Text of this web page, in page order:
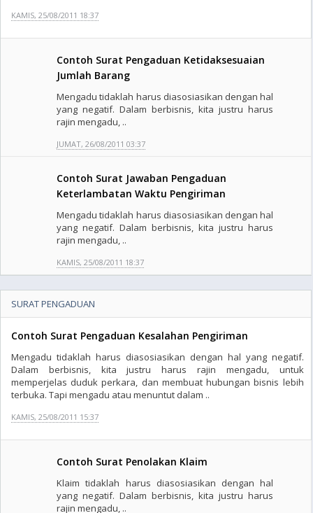
KAMIS, 25/08/2011 18:37
Contoh Surat Pengaduan Ketidaksesuaian
Jumlah Barang
Mengadu tidaklah harus diasosiasikan dengan hal
yang negatif. Dalam berbisnis, kita justru harus
rajin mengadu, ..
JUMAT, 26/08/2011 03:37
Contoh Surat Jawaban Pengaduan
Keterlambatan Waktu Pengiriman
Mengadu tidaklah harus diasosiasikan dengan hal
yang negatif. Dalam berbisnis, kita justru harus
rajin mengadu, ..
KAMIS, 25/08/2011 18:37
SURAT PENGADUAN
Contoh Surat Pengaduan Kesalahan Pengiriman
Mengadu tidaklah harus diasosiasikan dengan hal yang negatif.
Dalam berbisnis, kita justru harus rajin mengadu, untuk
memperjelas duduk perkara, dan membuat hubungan bisnis lebih
terbuka. Tapi mengadu atau menuntut dalam ..
KAMIS, 25/08/2011 15:37
Contoh Surat Penolakan Klaim
Klaim tidaklah harus diasosiasikan dengan hal
yang negatif. Dalam berbisnis, kita justru harus
rajin mengadu, ..